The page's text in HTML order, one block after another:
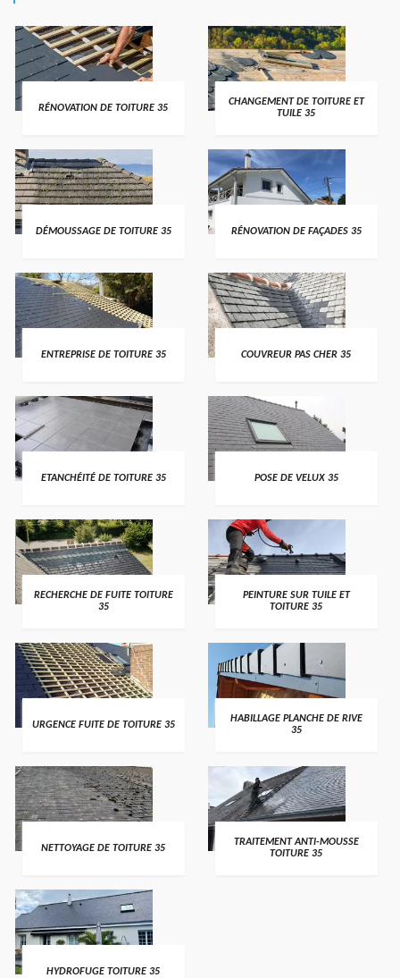
RÉNOVATION DE TOITURE 35
CHANGEMENT DE TOITURE ET
TUILE 35
DÉMOUSSAGE DE TOITURE 35 RÉNOVATION DE FAÇADES 35
ENTREPRISE DE TOITURE 35 COUVREUR PAS CHER 35
ETANCHÉITÉ DE TOITURE 35 POSE DE VELUX 35
RECHERCHE DE FUITE TOITURE
35
PEINTURE SUR TUILE ET
TOITURE 35
URGENCE FUITE DE TOITURE 35
HABILLAGE PLANCHE DE RIVE
35
NETTOYAGE DE TOITURE 35
TRAITEMENT ANTI-MOUSSE
TOITURE 35
HYDROFUGE TOITURE 35